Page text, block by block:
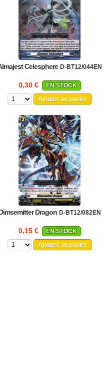
Celesphere D-BT12/044EN
0,30 €
EN STOCK
Ajouter au panier
Dragon D-BT12/082EN
0,15 €
EN STOCK
Ajouter au panier